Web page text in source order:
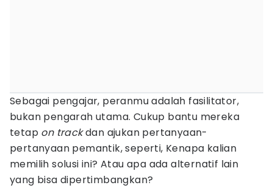
Sebagai pengajar, peranmu adalah fasilitator,
bukan pengarah utama. Cukup bantu mereka
tetap on trackdan ajukan pertanyaan-
pertanyaan pemantik, seperti, Kenapa kalian
memilih solusi ini? Atau apa ada alternatif lain
yang bisa dipertimbangkan?